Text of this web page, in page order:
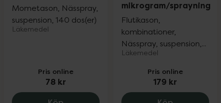
Mometason, Nässpray,
suspension, 140 dos(er)
Läkemedel
Pris online
78 kr
mikrogram/sprayning
Flutikason,
kombinationer,
Nässpray, suspension,...
Läkemedel
Pris online
179 kr